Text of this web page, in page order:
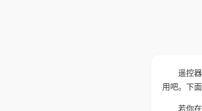
遥控
用吧。下
若你